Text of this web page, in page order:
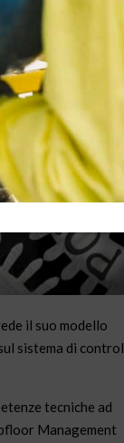
il suo modello
sistema di
tecniche ad
Management